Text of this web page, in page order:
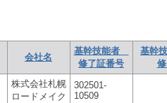
会社名
基幹技能者
修了証番号
基幹
株式会社札幌
ロードメイク
302501-
10509